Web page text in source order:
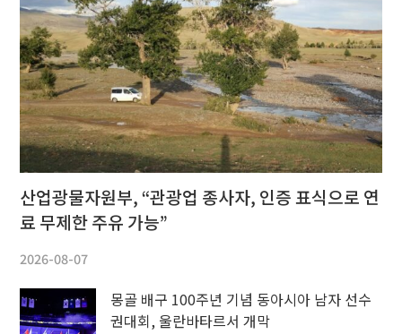
산업광물자원부, “관광업 종사자, 인증 표식으로 연
료 무제한 주유 가능”
2026-08-07
몽골 배구 100주년 기념 동아시아 남자 선수
권대회, 울란바타르서 개막